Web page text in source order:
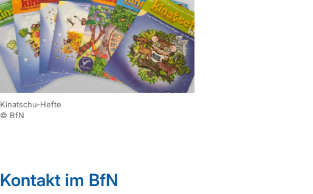
Kinatschu-Hefte
© BfN
Kontakt im BfN